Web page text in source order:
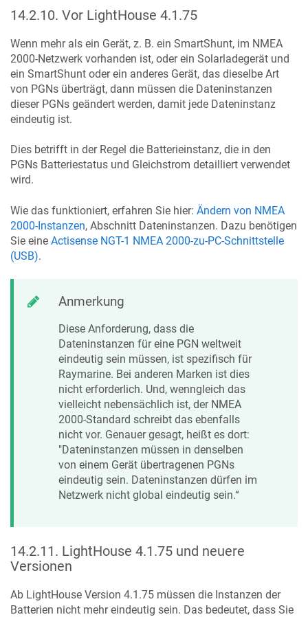
14.2.10. Vor LightHouse 4.1.75
Wenn mehr als ein Gerät, z. B. ein SmartShunt, im NMEA
2000-Netzwerk vorhanden ist, oder ein Solarladegerät und
ein SmartShunt oder ein anderes Gerät, das dieselbe Art
von PGNs überträgt, dann müssen die Dateninstanzen
dieser PGNs geändert werden, damit jede Dateninstanz
eindeutig ist.
Dies betrifft in der Regel die Batterieinstanz, die in den
PGNs Batteriestatus und Gleichstrom detailliert verwendet
wird.
Wie das funktioniert, erfahren Sie hier: Ändern von NMEA
2000-Instanzen, Abschnitt Dateninstanzen. Dazu benötigen
Sie eine Actisense NGT-1 NMEA 2000-zu-PC-Schnittstelle
(USB).
Anmerkung
Diese Anforderung, dass die
Dateninstanzen für eine PGN weltweit
eindeutig sein müssen, ist spezifisch für
Raymarine. Bei anderen Marken ist dies
nicht erforderlich. Und, wenngleich das
vielleicht nebensächlich ist, der NMEA
2000-Standard schreibt das ebenfalls
nicht vor. Genauer gesagt, heißt es dort:
"Dateninstanzen müssen in denselben
von einem Gerät übertragenen PGNs
eindeutig sein. Dateninstanzen dürfen im
Netzwerk nicht global eindeutig sein.“
14.2.11 . LightHouse 4.1.75 und neuere
Versionen
Ab LightHouse Version 4.1.75 müssen die Instanzen der
Batterien nicht mehr eindeutig sein. Das bedeutet, dass Sie